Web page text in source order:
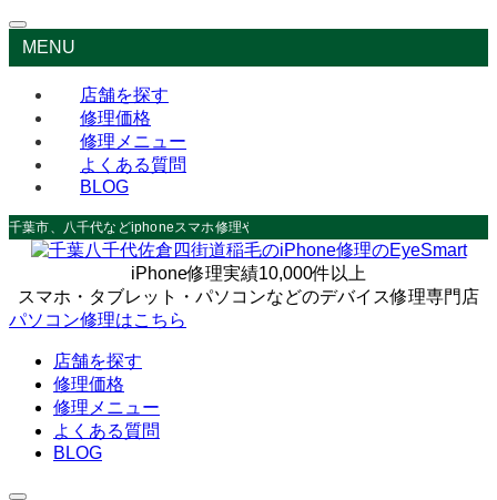
MENU
店舗を探す
修理価格
修理メニュー
よくある質問
BLOG
千葉市、八千代などiphoneスマホ修理やデータ救出なら
iPhone修理実績10,000件以上
スマホ・タブレット・パソコンなどのデバイス修理専門店
パソコン修理はこちら
店舗を探す
修理価格
修理メニュー
よくある質問
BLOG